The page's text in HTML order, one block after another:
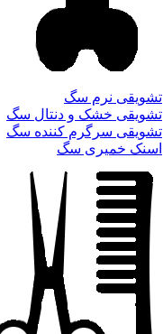
تشویقی نرم سگ
تشویقی خشک و دنتال سگ
تشویقی سرگرم کننده سگ
اسنک خمیری سگ